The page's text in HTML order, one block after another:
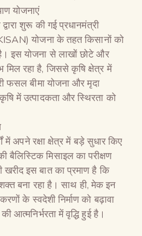
योजनाएं
शुरू की गई प्रधानमंत्री
योजना के तहत किसानों को
इस योजना से लाखों छोटे और
मिल रहा है, जिससे कृषि क्षेत्र में
फसल बीमा योजना और मृदा
में उत्पादकता और स्थिरता को
में अपने रक्षा क्षेत्र में बड़े सुधार किए
बैलिस्टिक मिसाइल का परीक्षण
इस बात का प्रमाण है कि
बना रहा है। साथ ही, मेक इन
के स्वदेशी निर्माण को बढ़ावा
आत्मनिर्भरता में वृद्धि हुई है।